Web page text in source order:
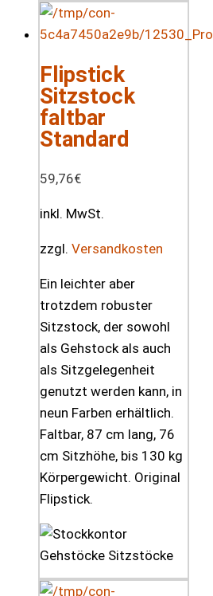
Flipstick
Sitzstock
faltbar
Standard
59,76€
inkl. MwSt.
zzgl. Versandkosten
Ein leichter aber
trotzdem robuster
Sitzstock, der sowohl
als Gehstock als auch
als Sitzgelegenheit
genutzt werden kann, in
neun Farben erhältlich.
Faltbar, 87 cm lang, 76
cm Sitzhöhe, bis 130 kg
Körpergewicht. Original
Flipstick.